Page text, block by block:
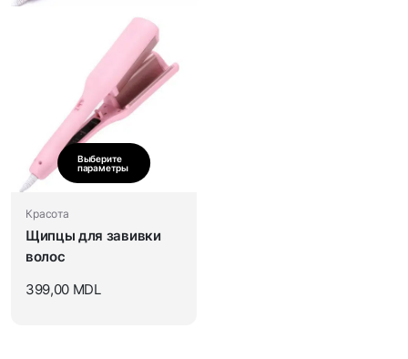
Выберите
параметры
Красота
Щипцы для завивки
волос
399,00 MDL